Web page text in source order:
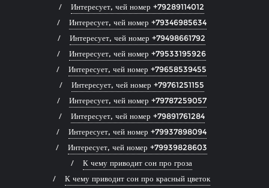
Интересует, чей номер +79289114012
Интересует, чей номер +79346985634
Интересует, чей номер +79498661792
Интересует, чей номер +79533195926
Интересует, чей номер +79658539455
Интересует, чей номер +79761251155
Интересует, чей номер +79787259057
Интересует, чей номер +79891761284
Интересует, чей номер +79937898094
Интересует, чей номер +79939828603
К чему приводит сон про гроза
К чему приводит сон про красный цветок